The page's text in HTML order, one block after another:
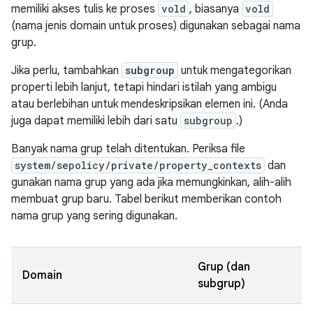
memiliki akses tulis ke proses vold , biasanya vold
(nama jenis domain untuk proses) digunakan sebagai nama
grup.
Jika perlu, tambahkan subgroup untuk mengategorikan
properti lebih lanjut, tetapi hindari istilah yang ambigu
atau berlebihan untuk mendeskripsikan elemen ini. (Anda
juga dapat memiliki lebih dari satu subgroup .)
Banyak nama grup telah ditentukan. Periksa file
system/sepolicy/private/property_contexts dan
gunakan nama grup yang ada jika memungkinkan, alih-alih
membuat grup baru. Tabel berikut memberikan contoh
nama grup yang sering digunakan.
Domain
Grup (dan
subgrup)